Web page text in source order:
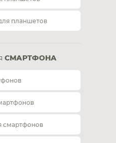
планшетов
СМАРТФОНА
смартфонов